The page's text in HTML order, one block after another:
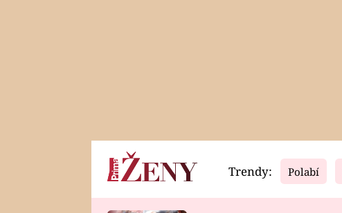
Horoskopy Video
Trendy: Polabí